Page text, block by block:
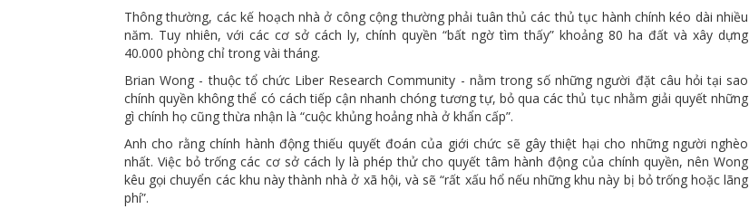
Thông thường, các kế hoạch nhà ở công cộng thường phải tuân thủ các thủ tục hành chính kéo dài nhiều
năm. Tuy nhiên, với các cơ sở cách ly, chính quyền “bất ngờ tìm thấy” khoảng 80 ha đất và xây dựng
40.000 phòng chỉ trong vài tháng.
Brian Wong - thuộc tổ chức Liber Research Community - nằm trong số những người đặt câu hỏi tại sao
chính quyền không thể có cách tiếp cận nhanh chóng tương tự, bỏ qua các thủ tục nhằm giải quyết những
gì chính họ cũng thừa nhận là “cuộc khủng hoảng nhà ở khẩn cấp”.
Anh cho rằng chính hành động thiếu quyết đoán của giới chức sẽ gây thiệt hại cho những người nghèo
nhất. Việc bỏ trống các cơ sở cách ly là phép thử cho quyết tâm hành động của chính quyền, nên Wong
kêu gọi chuyển các khu này thành nhà ở xã hội, và sẽ “rất xấu hổ nếu những khu này bị bỏ trống hoặc lãng
phí”.